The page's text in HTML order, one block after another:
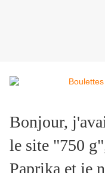
Bonjour,
le site "750
Paprika et je